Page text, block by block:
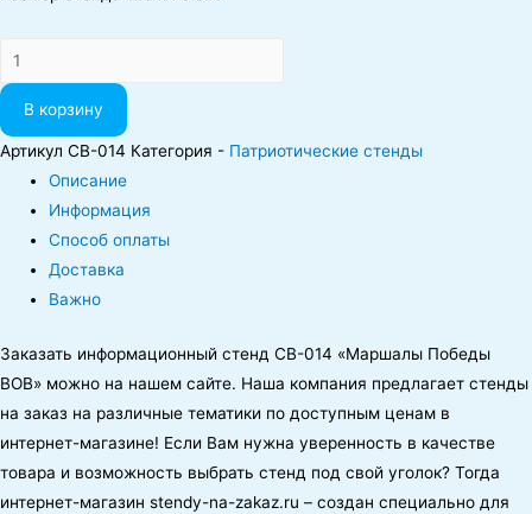
Количество
В корзину
Артикул CB-014 Категория - Патриотические стенды
Описание
Информация
Способ оплаты
Доставка
Важно
Заказать информационный стенд CB-014 «Маршалы Победы
ВОВ» можно на нашем сайте. Наша компания предлагает стенды
на заказ на различные тематики по доступным ценам в
интернет-магазине! Если Вам нужна уверенность в качестве
товара и возможность выбрать стенд под свой уголок? Тогда
интернет-магазин stendy-na-zakaz.ru – создан специально для